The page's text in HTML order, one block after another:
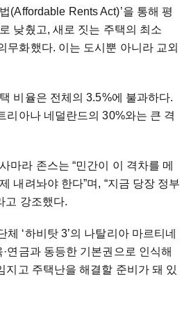
(Affordable Rents Act)’을 통해 평
낮췄고, 새로 짓는 주택의 최소
무화했다. 이는 도시뿐 아니라 교외
비율은 전체의 3.5%에 불과하다.
리아나 네덜란드의 30%와는 큰 격
사마라 존스는 “민간이 이 격차를 메
내려놔야 한다”며 , “지금 당장 정부
고 강조했다.
체 ‘하비탓3’의 나탈리아 마르티네
·연금과 동등한 기본권으로 인식해
지고 주택난을 해결할 준비가 돼 있